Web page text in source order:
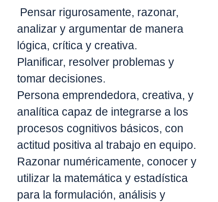
Pensar rigurosamente, razonar,
analizar y argumentar de manera
lógica, crítica y creativa.
Planificar, resolver problemas y
tomar decisiones.
Persona emprendedora, creativa, y
analítica capaz de integrarse a los
procesos cognitivos básicos, con
actitud positiva al trabajo en equipo.
Razonar numéricamente, conocer y
utilizar la matemática y estadística
para la formulación, análisis y